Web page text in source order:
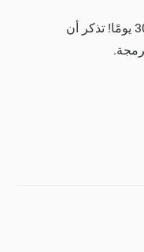
تهانينا على إكمال رحلة Python لمدة 30 يومًا! تذكر أن